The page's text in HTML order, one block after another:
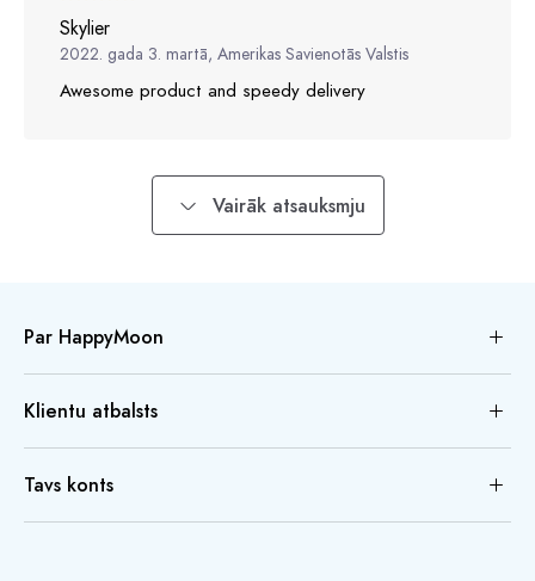
Skylier
2022. gada 3. martā, Amerikas Savienotās Valstis
Awesome product and speedy delivery
Vairāk atsauksmju
Par HappyMoon
Klientu atbalsts
Tavs konts